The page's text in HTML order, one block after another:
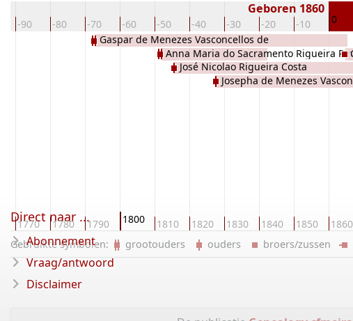
-90 -80 -70 -60 -50 -40 -30 -20 -10 0
Geboren 1860
1770 1780 1790 1800 1810 1820 1830 1840 1850 1860
Gaspar de Menezes Vasconcellos de
Anna Maria do Sacramento Rigueira
José Nicolao Rigueira Costa
Josepha de Menezes
Gebruikte symbolen: grootouders ouders broers/zussen
Direct naar ...
Abonnement
Vraag/antwoord
Disclaimer